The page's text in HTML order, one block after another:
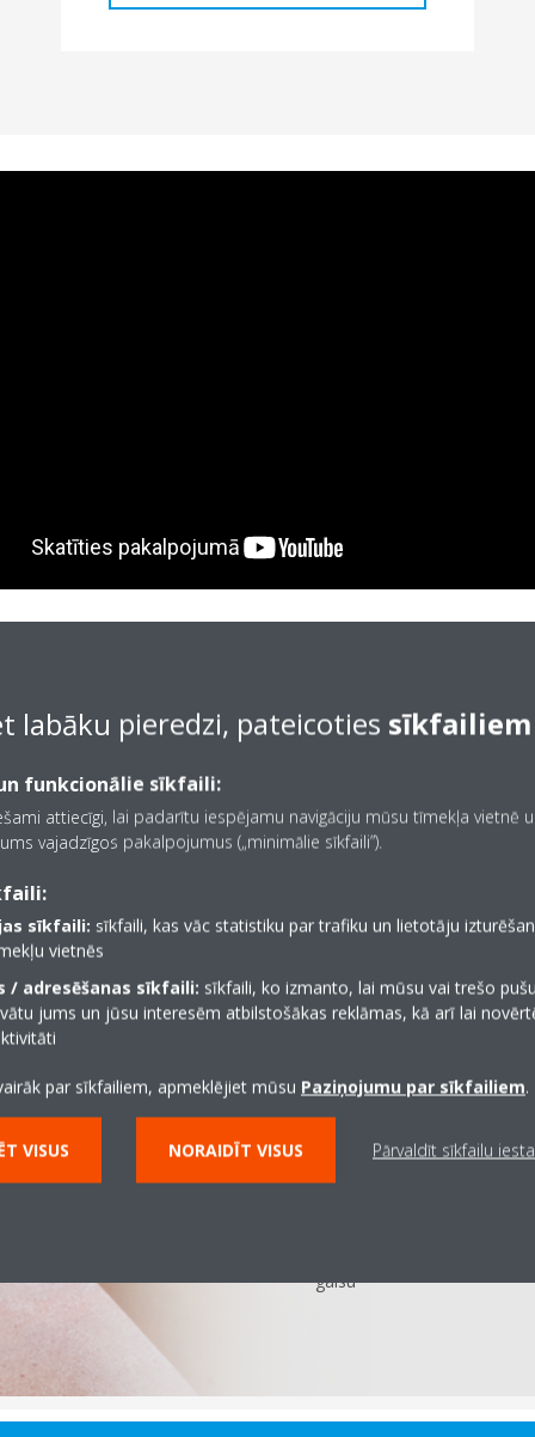
Komforts
Mēs strādājam kopā ar jums,
pamatā ir apsilde, dzesēšana,
gaisa attīrīšana.
Intelektiski vadības
dzīvesveidam
Novatoriskās tehnoloģijas,
gaisu
labāku pieredzi, pateicoties sīkfailiem
funkcionālie sīkfaili:
attiecīgi, lai padarītu iespējamu navigāciju mūsu tīmekļa vietnē
vajadzīgos pakalpojumus („minimālie sīkfaili”).
sīkfaili: sīkfaili, kas vāc statistiku par trafiku un lietotāju
vietnēs
/ adresēšanas sīkfaili: sīkfaili, ko izmanto, lai mūsu vai trešo
jums un jūsu interesēm atbilstošākas reklāmas, kā arī lai
par sīkfailiem, apmeklējiet mūsu Paziņojumu par sīkfailiem.
VISUS NORAIDĪT VISUS Pārvaldīt sīkfailu